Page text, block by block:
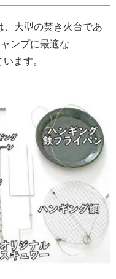
大型の焚き火台であ
ンプに最適な
ます。